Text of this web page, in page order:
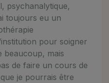
psychanalytique,
toujours eu un
pour soigner
beaucoup, mais
de faire un cours de
je pourrais être